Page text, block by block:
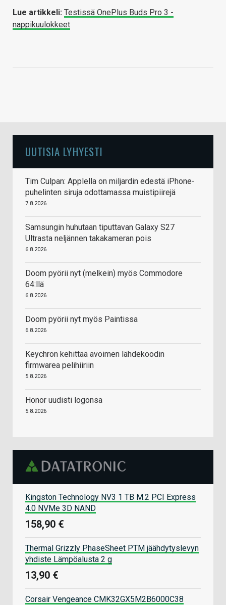
Lue artikkeli: Testissä OnePlus Buds Pro 3 -
nappikuulokkeet
UUTISIA LYHYESTI
Tim Culpan: Applella on miljardin edestä iPhone-
puhelinten siruja odottamassa muistipiirejä
7.8.2026
Samsungin huhutaan tiputtavan Galaxy S27
Ultrasta neljännen takakameran pois
6.8.2026
Doom pyörii nyt (melkein) myös Commodore
64:llä
6.8.2026
Doom pyörii nyt myös Paintissa
6.8.2026
Keychron kehittää avoimen lähdekoodin
firmwarea pelihiiriin
5.8.2026
Honor uudisti logonsa
5.8.2026
Kingston Technology NV3 1 TB M.2 PCI Express
4.0 NVMe 3D NAND
158,90 €
Thermal Grizzly PhaseSheet PTM jäähdytyslevyn
yhdiste Lämpöalusta 2 g
13,90 €
Corsair Vengeance CMK32GX5M2B6000C38